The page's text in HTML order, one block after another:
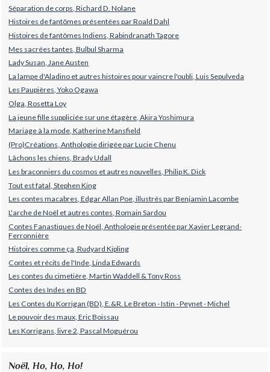
Séparation de corps, Richard D. Nolane
Histoires de fantômes présentées par Roald Dahl
Histoires de fantômes Indiens, Rabindranath Tagore
Mes sacrées tantes, Bulbul Sharma
Lady Susan, Jane Austen
La lampe d'Aladino et autres histoires pour vaincre l'oubli, Luis Sepulveda
Les Paupières, Yoko Ogawa
Olga, Rosetta Loy
La jeune fille suppliciée sur une étagère, Akira Yoshimura
Mariage à la mode, Katherine Mansfield
(Pro)Créations, Anthologie dirigée par Lucie Chenu
Lâchons les chiens, Brady Udall
Les braconniers du cosmos et autres nouvelles, Philip K. Dick
Tout est fatal, Stephen King
Les contes macabres, Edgar Allan Poe, illustrés par Benjamin Lacombe
L'arche de Noël et autres contes, Romain Sardou
Contes Fanastiques de Noël, Anthologie présentée par Xavier Legrand-
Ferronnière
Histoires comme ça, Rudyard Kipling
Contes et récits de l'Inde, Linda Edwards
Les contes du cimetière, Martin Waddell & Tony Ross
Contes des Indes en BD
Les Contes du Korrigan (BD), E.&R. Le Breton - Istin - Peynet - Michel
Le pouvoir des maux, Eric Boissau
Les Korrigans, livre 2, Pascal Moguérou
Noël, Ho, Ho, Ho!